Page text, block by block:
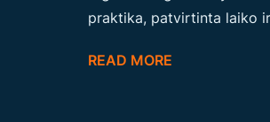
praktika, patvirtinta laiko
READ MORE